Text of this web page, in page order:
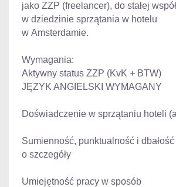
jako ZZP (freelancer), do stałej
w dziedzinie sprzątania w hotelu
w Amsterdamie.
Wymagania:
Aktywny status ZZP (KvK + BTW)
JĘZYK ANGIELSKI WYMAGANY
Doświadczenie w sprzątaniu hoteli
Sumienność, punktualność i dbałość
o szczegóły
Umiejętność pracy w sposób